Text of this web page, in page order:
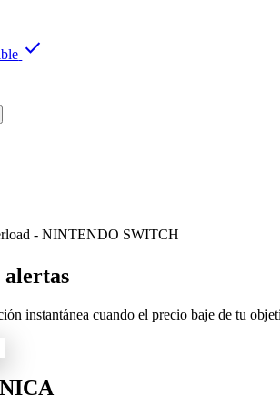
check
- NINTENDO SWITCH
alertas
instantánea cuando el precio baje de tu